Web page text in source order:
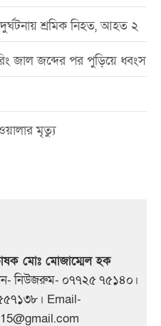
শ্রমিক নিহত, আহত ২
জাল জব্দের পর পুড়িয়ে ধ্বংস
মৃত্যু
মোঃ মোজাম্মেল হক
নিউজরুম- ০৭৭২৫ ৭৫১৪০।
Email-